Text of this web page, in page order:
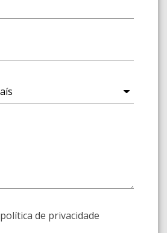
política de privacidade